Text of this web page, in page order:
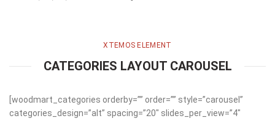
XTEMOS ELEMENT
CATEGORIES LAYOUT CAROUSEL
[woodmart_categories orderby=”” order=”” style=”carousel”
categories_design=”alt” spacing=”20″ slides_per_view=”4″